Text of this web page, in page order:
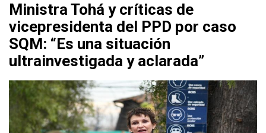
Ministra Tohá y críticas de
vicepresidenta del PPD por caso
SQM: “Es una situación
ultrainvestigada y aclarada”